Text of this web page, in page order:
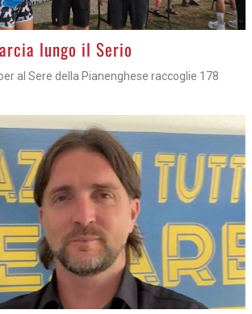
lungo il Serio
al Sere della Pianenghese raccoglie 178